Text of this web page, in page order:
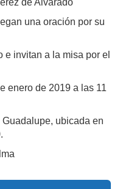
de Alvarado
una oración por su
e invitan a la misa por el
enero de 2019 a las 11
ubicada en